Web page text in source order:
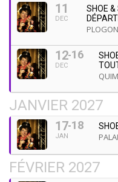
11
DEC
SHOE &
12
DEC
16
JANVIER 2027
17
JAN
18
FÉVRIER 2027